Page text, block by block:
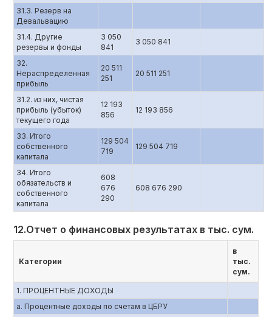
31.3. Резерв на
Девальвацию
31.4. Другие
резервы и фонды
3 050
841
3 050 841
32.
Нераспределенная
прибыль
20 511
251
20 511 251
31.2. из них, чистая
прибыль (убыток)
текущего года
12 193
856
12 193 856
33. Итого
собственного
капитала
129 504
719
129 504 719
34. Итого
обязательств и
собственного
капитала
608
676
290
608 676 290
12.Отчет о финансовых результатах в тыс. сум.
Категории
в
тыс.
сум.
1. ПРОЦЕНТНЫЕ ДОХОДЫ
a. Процентные доходы по счетам в ЦБРУ